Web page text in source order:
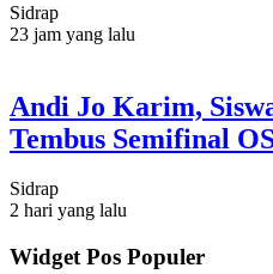
Sidrap
23 jam yang lalu
Andi Jo Karim,
Tembus Semifinal
Sidrap
2 hari yang lalu
Widget Pos Populer